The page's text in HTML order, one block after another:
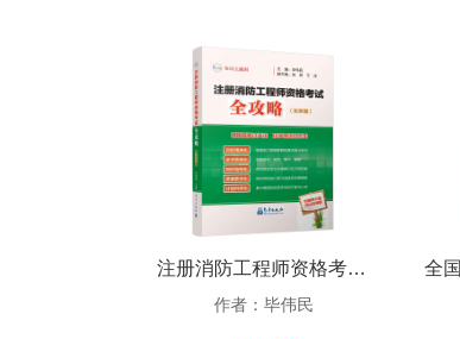
注册消防工程师资格考试全攻略（实务篇）
作者：毕伟民